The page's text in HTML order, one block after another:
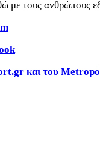
με τους
.gr και του